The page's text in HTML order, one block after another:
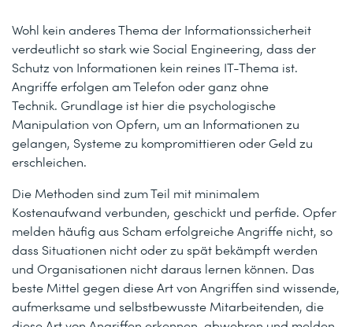
Wohl kein anderes Thema der Informationssicherheit
verdeutlicht so stark wie Social Engineering, dass der
Schutz von Informationen kein reines IT-Thema ist.
Angriffe erfolgen am Telefon oder ganz ohne
Technik. Grundlage ist hier die psychologische
Manipulation von Opfern, um an Informationen zu
gelangen, Systeme zu kompromittieren oder Geld zu
erschleichen.
Die Methoden sind zum Teil mit minimalem
Kostenaufwand verbunden, geschickt und perfide. Opfer
melden häufig aus Scham erfolgreiche Angriffe nicht, so
dass Situationen nicht oder zu spät bekämpft werden
und Organisationen nicht daraus lernen können. Das
beste Mittel gegen diese Art von Angriffen sind wissende,
aufmerksame und selbstbewusste Mitarbeitenden, die